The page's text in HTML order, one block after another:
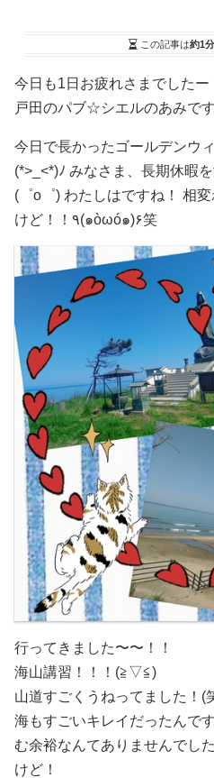
この記事は約1分
今日も1日お疲れさまでしたー
戸田のパブ☆シエルのあみで
今日で長かったゴールデンウ
(*>_<*)ﾉ みなさま、長期休暇
(゜o゜) わたしはですね！ 相
けど！！٩(๑òωó๑)۶笑
行ってきました〜〜！！
海山講習！！！(≧▽≦)
山道すごくうねってました！(
海もすごいキレイだったんで
む余裕なんてありませんでし
けど！